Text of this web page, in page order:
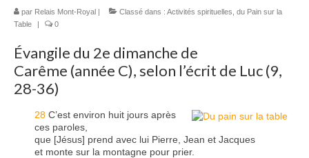
Activités culturelles
Nous contacter
par Relais Mont-Royal | Classé dans : Activités spirituelles du Pain sur la
Table
| 0
Évangile du 2e dimanche de
Carême (année C), selon l’écrit de Luc (9,
28-36)
28 C’est environ huit jours après
ces paroles,
que [Jésus] prend avec lui Pierre, Jean et Jacques
et monte sur la montagne pour prier.